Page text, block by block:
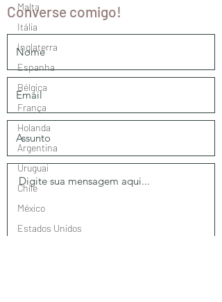
Malta
Itália
Inglaterra
Espanha
Bélgica
França
Holanda
Argentina
Uruguai
Chile
México
Estados Unidos
Converse comigo!